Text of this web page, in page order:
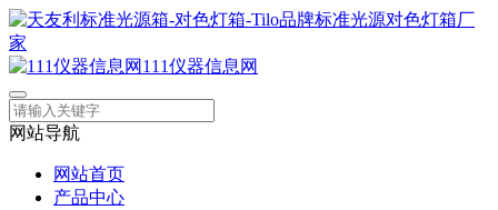
111仪器信息网
网站导航
网站首页
产品中心